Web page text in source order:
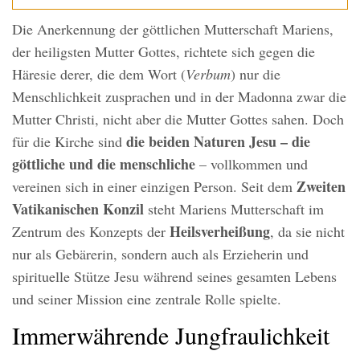
Die Anerkennung der göttlichen Mutterschaft Mariens,
der heiligsten Mutter Gottes, richtete sich gegen die
Häresie derer, die dem Wort (Verbum) nur die
Menschlichkeit zusprachen und in der Madonna zwar die
Mutter Christi, nicht aber die Mutter Gottes sahen. Doch
für die Kirche sind die beiden Naturen Jesu – die
göttliche und die menschliche – vollkommen und
vereinen sich in einer einzigen Person. Seit dem Zweiten
Vatikanischen Konzil steht Mariens Mutterschaft im
Zentrum des Konzepts der Heilsverheißung, da sie nicht
nur als Gebärerin, sondern auch als Erzieherin und
spirituelle Stütze Jesu während seines gesamten Lebens
und seiner Mission eine zentrale Rolle spielte.
Immerwährende Jungfraulichkeit